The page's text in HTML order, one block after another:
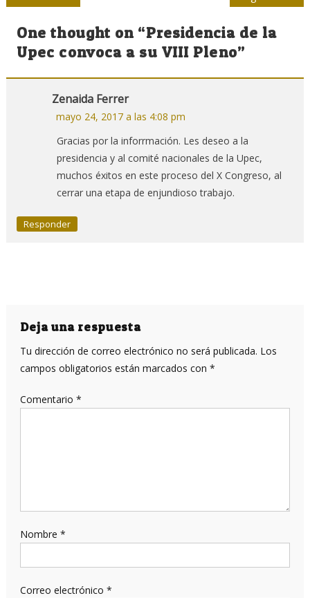
de
entradas
One thought on “Presidencia de la
Upec convoca a su VIII Pleno”
Zenaida Ferrer
mayo 24, 2017 a las 4:08 pm
Gracias por la inforrmación. Les deseo a la
presidencia y al comité nacionales de la Upec,
muchos éxitos en este proceso del X Congreso, al
cerrar una etapa de enjundioso trabajo.
Responder
Deja una respuesta
Tu dirección de correo electrónico no será publicada. Los
campos obligatorios están marcados con *
Comentario *
Nombre *
Correo electrónico *